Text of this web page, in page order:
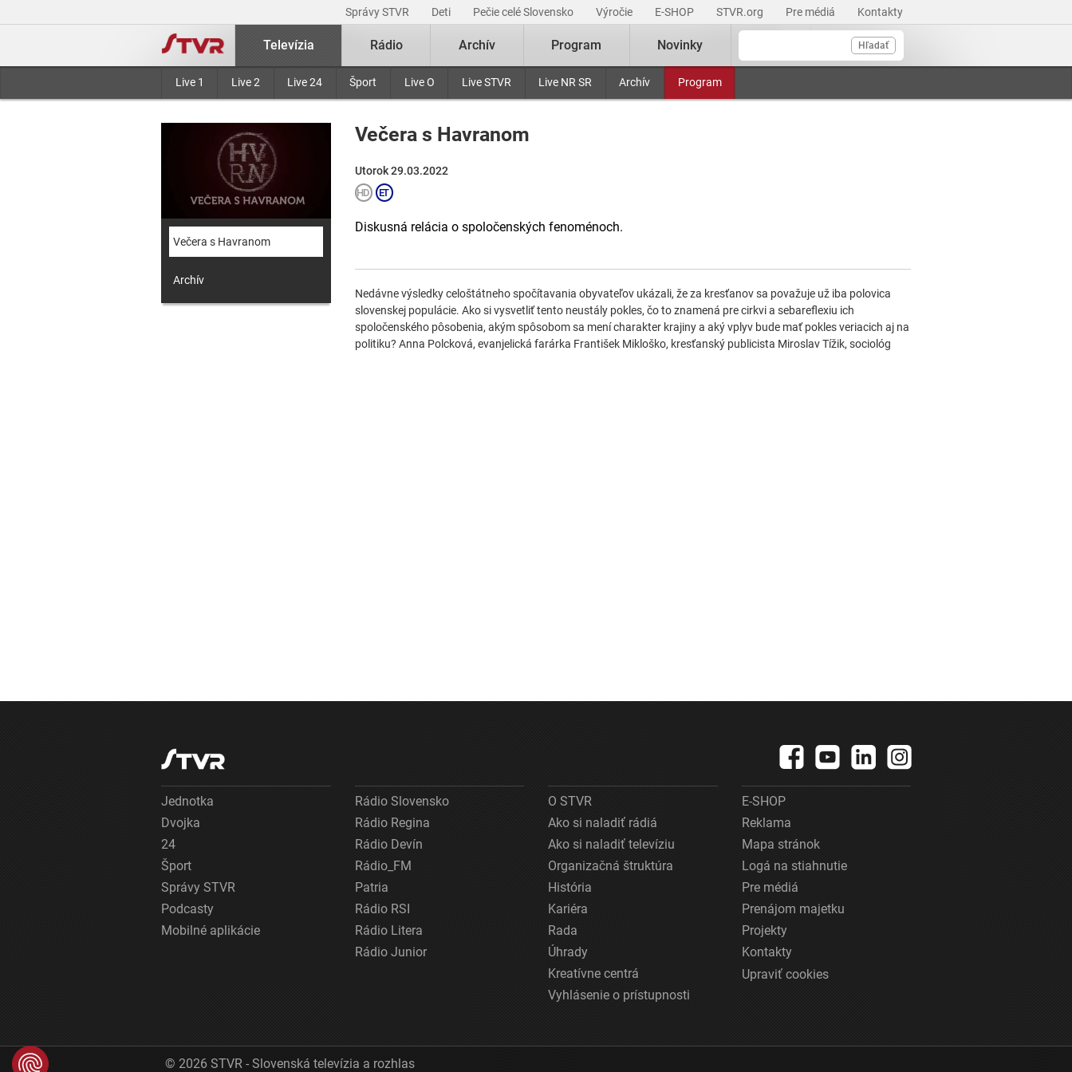
Správy STVR Deti Pečie celé Slovensko Výročie E-SHOP STVR.org Pre médiá Kontakty
Hľadať
Televízia
Live 1 Live 2 Live 24 Šport Live O Live STVR Live NR SR Archív Program
Rádio Archív Program Novinky
Večera s Havranom
Archív
Večera s Havranom
Utorok 29.03.2022
Diskusná relácia o spoločenských fenoménoch.
Nedávne výsledky celoštátneho spočítavania obyvateľov ukázali, že za kresťanov sa považuje už iba polovica
slovenskej populácie. Ako si vysvetliť tento neustály pokles, čo to znamená pre cirkvi a sebareflexiu ich
spoločenského pôsobenia, akým spôsobom sa mení charakter krajiny a aký vplyv bude mať pokles veriacich aj na
politiku? Anna Polcková, evanjelická farárka František Mikloško, kresťanský publicista Miroslav Tížik, sociológ
Jednotka
Dvojka
24
Šport
Správy STVR
Podcasty
Mobilné aplikácie
Rádio Slovensko
Rádio Regina
Rádio Devín
Rádio_FM
Patria
Rádio RSI
Rádio Litera
Rádio Junior
O STVR
Ako si naladiť rádiá
Ako si naladiť televíziu
Organizačná štruktúra
História
Kariéra
Rada
Úhrady
Kreatívne centrá
Vyhlásenie o prístupnosti
E-SHOP
Reklama
Mapa stránok
Logá na stiahnutie
Pre médiá
Prenájom majetku
Projekty
Kontakty
Upraviť cookies
© 2026 STVR - Slovenská televízia a rozhlas